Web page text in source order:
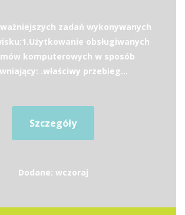
zadań wykonywanych
obsługiwanych
komputerowych w sposób
.właściwy przebieg...
Szczegóły
Dodane: wczoraj